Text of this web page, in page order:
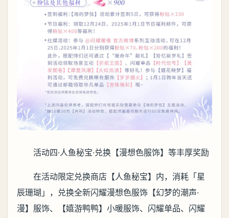
活动四·人鱼秘宝·兑换【漫想色服饰】等丰厚奖励
在活动限定兑换商店【人鱼秘宝】内，消耗「星
辰珊瑚」，兑换全新闪耀漫想色服饰【幻梦的潮声·
漫】服饰、【嬉游鸭鸭】小暖服饰、闪耀单品、闪耀